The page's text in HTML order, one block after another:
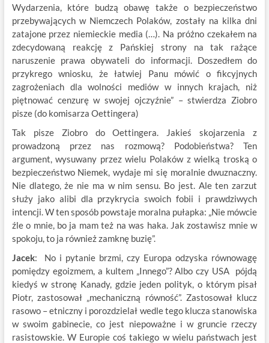
Wydarzenia, które budzą obawę także o bezpieczeństwo
przebywających w Niemczech Polaków, zostały na kilka dni
zatajone przez niemieckie media (…). Na próżno czekałem na
zdecydowaną reakcję z Pańskiej strony na tak rażące
naruszenie prawa obywateli do informacji. Doszedłem do
przykrego wniosku, że łatwiej Panu mówić o fikcyjnych
zagrożeniach dla wolności mediów w innych krajach, niż
piętnować cenzurę w swojej ojczyźnie” – stwierdza Ziobro
pisze (do komisarza Oettingera)
Tak pisze Ziobro do Oettingera. Jakieś skojarzenia z
prowadzoną przez nas rozmową? Podobieństwa? Ten
argument, wysuwany przez wielu Polaków z wielką troską o
bezpieczeństwo Niemek, wydaje mi się moralnie dwuznaczny.
Nie dlatego, że nie ma w nim sensu. Bo jest. Ale ten zarzut
służy jako alibi dla przykrycia swoich fobii i prawdziwych
intencji. W ten sposób powstaje moralna pułapka: „Nie mówcie
źle o mnie, bo ja mam też na was haka. Jak zostawisz mnie w
spokoju, to ja również zamknę buzię”.
Jacek: No i pytanie brzmi, czy Europa odzyska równowagę
pomiędzy egoizmem, a kultem „Innego”? Albo czy USA pójdą
kiedyś w stronę Kanady, gdzie jeden polityk, o którym pisał
Piotr, zastosował „mechaniczną równość”. Zastosował klucz
rasowo – etniczny i porozdzielał wedle tego klucza stanowiska
w swoim gabinecie, co jest niepoważne i w gruncie rzeczy
rasistowskie. W Europie coś takiego w wielu państwach jest